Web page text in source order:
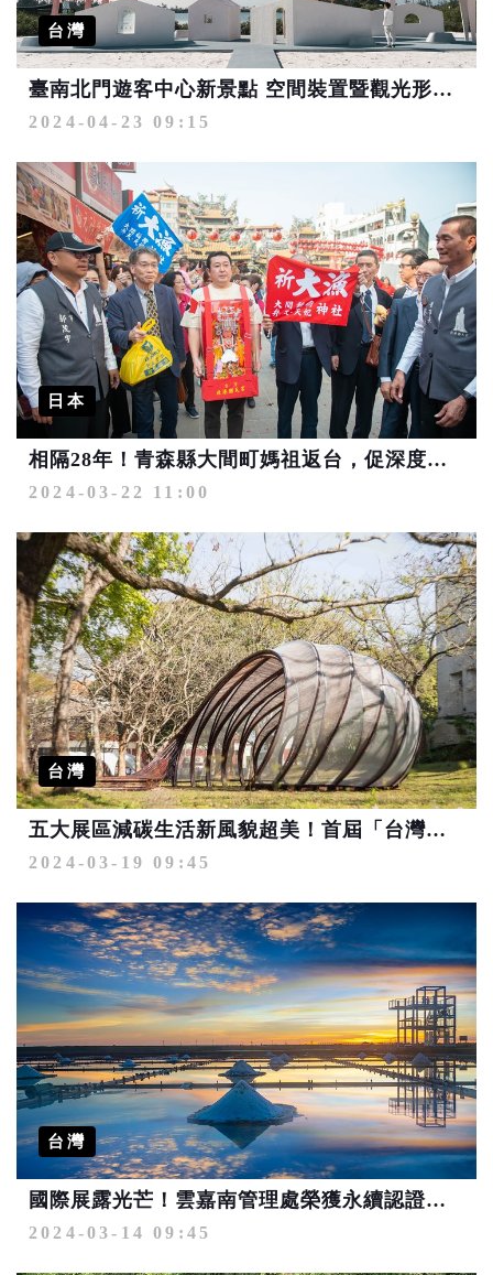
台灣
臺南北門遊客中心新景點 空間裝置暨觀光形象影片 雙獲美國繆斯國際設計金獎
2024-04-23 09:15
日本
相隔28年！青森縣大間町媽祖返台，促深度信仰觀光交流！
2024-03-22 11:00
台灣
五大展區減碳生活新風貌超美！首屆「台灣竹博覽會暨世界竹論壇」登場
2024-03-19 09:45
台灣
國際展露光芒！雲嘉南管理處榮獲永續認證銅獎及ITB綠色目的地故事獎第一名
2024-03-14 09:45